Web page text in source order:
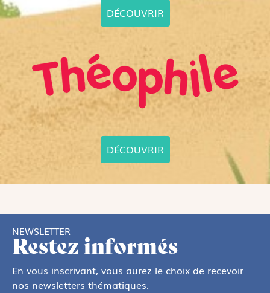
DÉCOUVRIR
DÉCOUVRIR
NEWSLETTER
Restez informés
En vous inscrivant, vous aurez le choix de recevoir
nos newsletters thématiques.